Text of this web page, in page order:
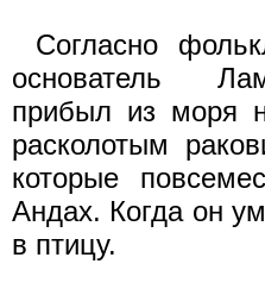
Согласно
основатель
прибыл из моря
расколотым
которые
Андах. Когда он
в птицу.